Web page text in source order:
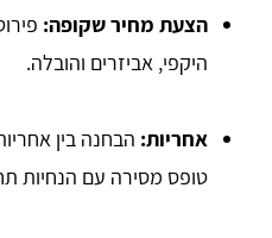
הצעת מחיר שקופה:
היקפי, אביזרים והובלה.
אחריות: הבחנה בין
טופס מסירה עם הנחיות